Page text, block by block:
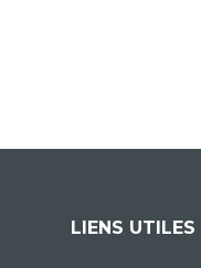
LIENS UTILES